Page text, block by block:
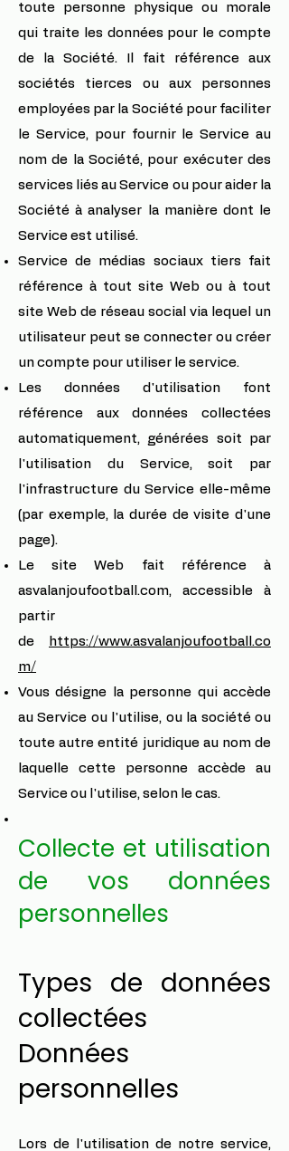
toute personne physique ou morale
qui traite les données pour le compte
de la Société. Il fait référence aux
sociétés tierces ou aux personnes
employées par la Société pour faciliter
le Service, pour fournir le Service au
nom de la Société, pour exécuter des
services liés au Service ou pour aider la
Société à analyser la manière dont le
Service est utilisé.
Service de médias sociaux tiers fait
référence à tout site Web ou à tout
site Web de réseau social via lequel un
utilisateur peut se connecter ou créer
un compte pour utiliser le service.
Les données d'utilisation font
référence aux données collectées
automatiquement, générées soit par
l'utilisation du Service, soit par
l'infrastructure du Service elle-même
(par exemple, la durée de visite d'une
page).
Le site Web fait référence à
asvalanjoufootball.com, accessible à
partir
de
https://www.asvalanjoufootball.co
m/
Vous désigne la personne qui accède
au Service ou l'utilise, ou la société ou
toute autre entité juridique au nom de
laquelle cette personne accède au
Service ou l'utilise, selon le cas.
Collecte et utilisation
de vos données
personnelles
Types de données
collectées
Données
personnelles
Lors de l'utilisation de notre service,